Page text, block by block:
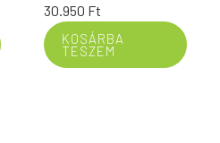
30.950 Ft
KOSÁRBA
TESZEM